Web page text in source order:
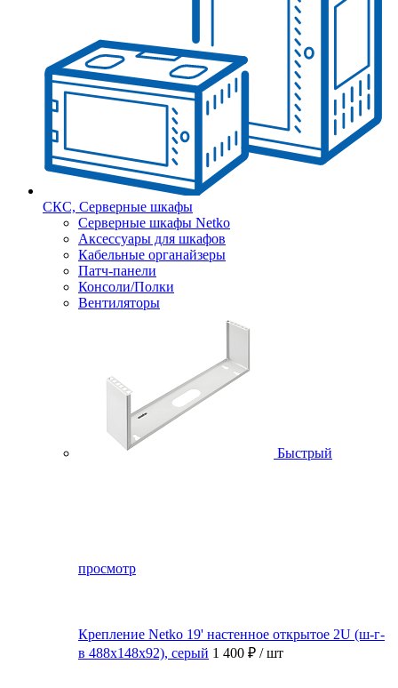
СКС, Серверные шкафы
Серверные шкафы Netko
Аксессуары для шкафов
Кабельные органайзеры
Патч-панели
Консоли/Полки
Вентиляторы
Быстрый
просмотр
Крепление Netko 19' настенное открытое 2U (ш-г-
в 488х148х92), серый 1 400 ₽ / шт